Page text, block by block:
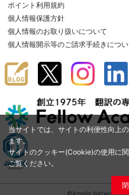
当サイトでは、サイトの利便性向上
ます。
サイトのクッキー(Cookie)の使用に
ご覧ください。
ポイント利用規約
個人情報保護方針
個人情報のお取り扱いについて
個人情報開示等のご請求手続きにつ
©Amelia Network